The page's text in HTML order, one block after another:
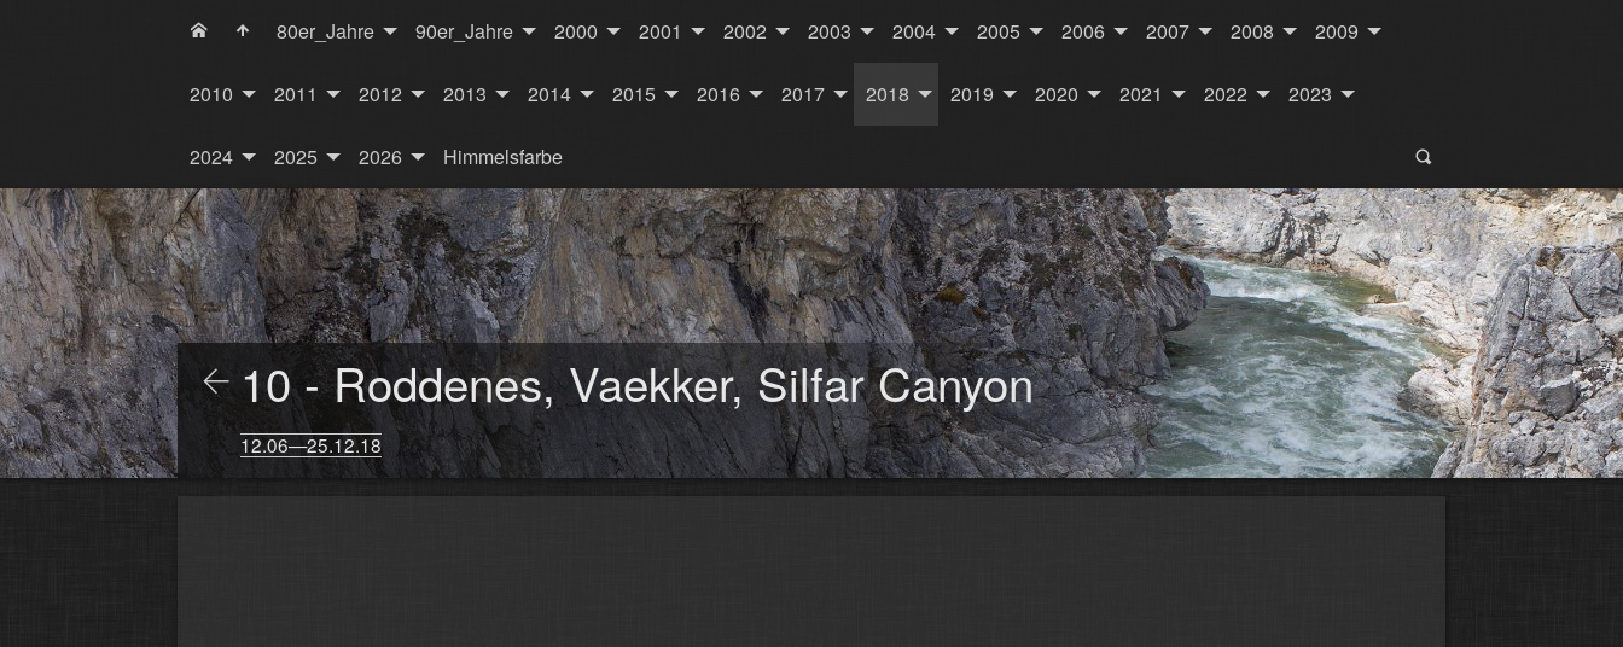
80er_Jahre 90er_Jahre 2000 2001 2002 2003 2004 2005 2006 2007 2008 2009
2010 2011 2012 2013 2014 2015 2016 2017 2018 2019 2020 2021 2022 2023
2024 2025 2026 Himmelsfarbe
10 - Roddenes, Vaekker, Silfar Canyon
12.06—25.12.18